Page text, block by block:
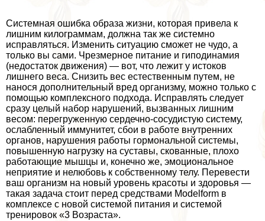
Системная ошибка образа жизни, которая привела к
лишним килограммам, должна так же системно
исправляться. Изменить ситуацию сможет не чудо, а
только вы сами. Чрезмерное питание и гиподинамия
(недостаток движения) — вот, что лежит у истоков
лишнего веса. Снизить вес естественным путем, не
нанося дополнительный вред организму, можно только с
помощью комплексного подхода. Исправлять следует
сразу целый набор нарушений, вызванных лишним
весом: перегруженную сердечно-сосудистую систему,
ослабленный иммунитет, сбои в работе внутренних
органов, нарушения работы гормональной системы,
повышенную нагрузку на суставы, скованные, плохо
работающие мышцы и, конечно же, эмоциональное
неприятие и нелюбовь к собственному телу. Перевести
ваш организм на новый уровень красоты и здоровья —
такая задача стоит перед средствами Modelform в
комплексе с новой системой питания и системой
тренировок «3 Возраста».